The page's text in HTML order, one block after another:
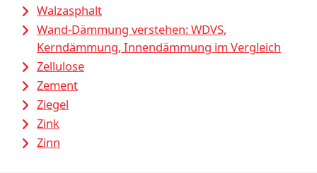
Walzasphalt
Wand-Dämmung verstehen: WDVS,
Kerndämmung, Innendämmung im Vergleich
Zellulose
Zement
Ziegel
Zink
Zinn